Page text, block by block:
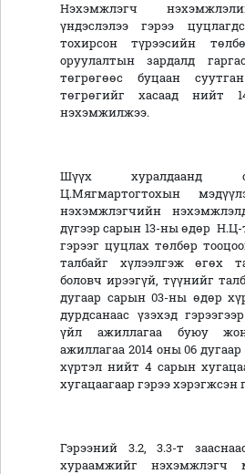
Нэхэмжлэгч
үндэслэлээ гэрээ
тохирсон түрээсийн
оруулалтын зардалд
төгрөгөөс буцаан
төгрөгийг хасаад нийт
нэхэмжилжээ.
Шүүх хуралдаанд
Ц.Мягмартогтохын
нэхэмжлэгчийн
дүгээр сарын 13-ны өдөр
гэрээг цуцлах төлбөр
талбайг хүлээлгэж өгөх
боловч ирээгүй, түүнийг
дугаар сарын 03-ны өдөр
дурдсанаас үзэхэд
үйл ажиллагаа буюу
ажиллагаа 2014 оны 06 дугаар
хүртэл нийт 4 сарын
хугацаагаар гэрээ хэрэгжсэн
Гэрээний 3.2, 3.3-т
хураамжийг нэхэмжлэгч